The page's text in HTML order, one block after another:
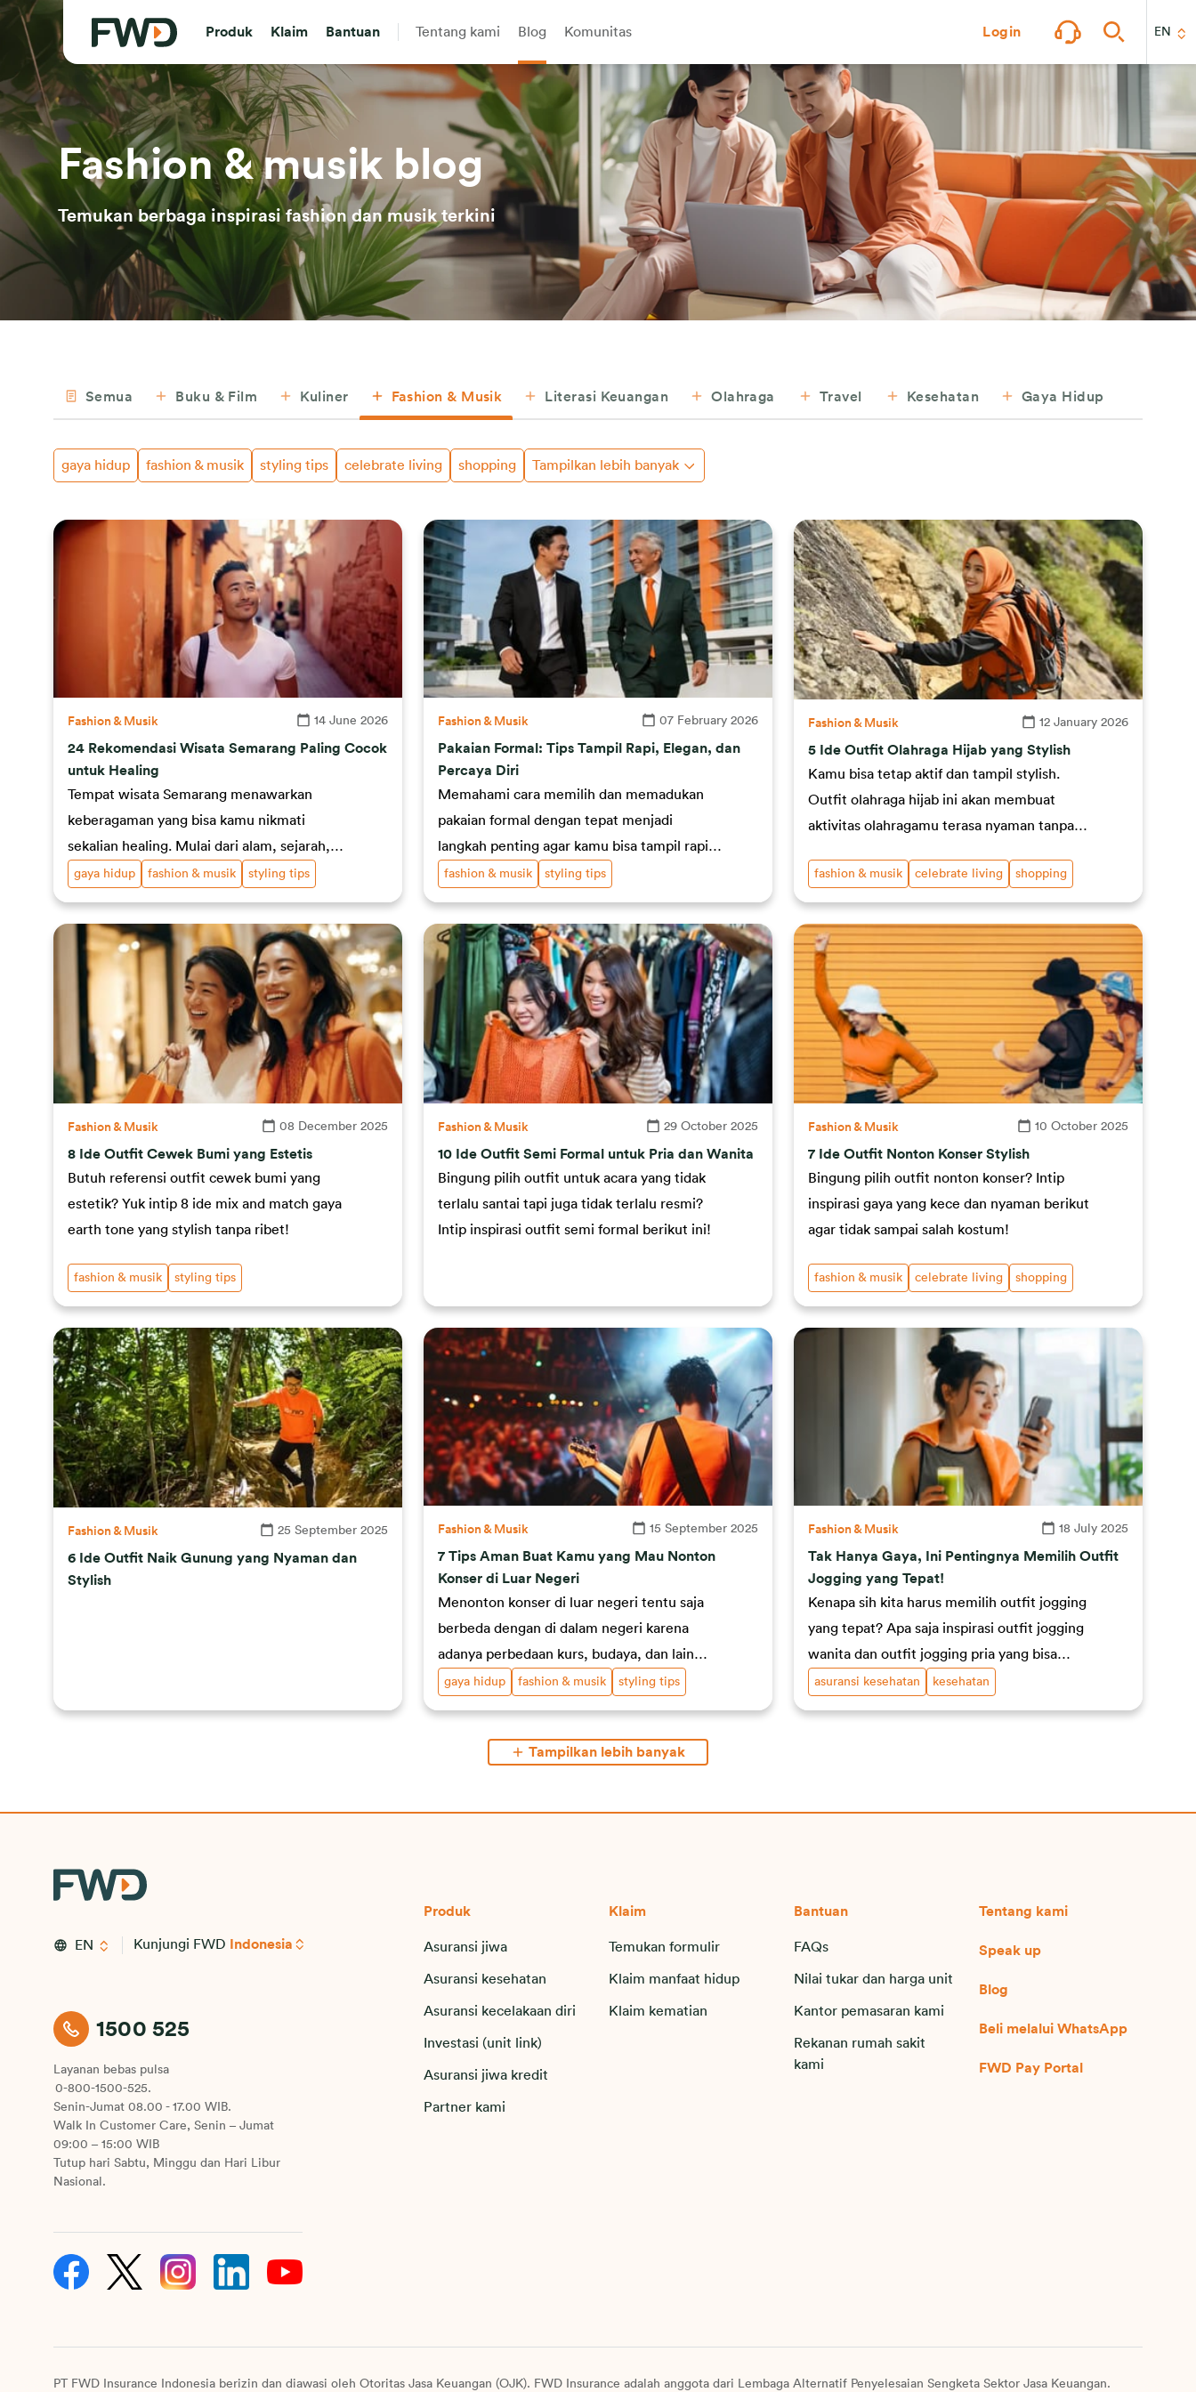
Produk Klaim Bantuan Tentang kami Blog Komunitas Login EN
Fashion & musik blog
Temukan berbaga inspirasi fashion dan musik terkini
Semua Buku & Film Kuliner Fashion & Musik Literasi Keuangan Olahraga Travel Kesehatan Gaya Hidup
gaya hidup fashion & musik styling tips celebrate living shopping Tampilkan lebih banyak
Fashion & Musik 14 June 2026
24 Rekomendasi Wisata Semarang Paling Cocok
untuk Healing
Tempat wisata Semarang menawarkan
keberagaman yang bisa kamu nikmati
sekalian healing. Mulai dari alam, sejarah,
hingga wisata keluarga, cek rekomendasinya
gaya hidup fashion & musik styling tips
Fashion & Musik 07 February 2026
Pakaian Formal: Tips Tampil Rapi, Elegan, dan
Percaya Diri
Memahami cara memilih dan memadukan
pakaian formal dengan tepat menjadi
langkah penting agar kamu bisa tampil rapi,
elegan, sekaligus percaya diri.
fashion & musik styling tips
Fashion & Musik 12 January 2026
5 Ide Outfit Olahraga Hijab yang Stylish
Kamu bisa tetap aktif dan tampil stylish.
Outfit olahraga hijab ini akan membuat
aktivitas olahragamu terasa nyaman tanpa
fashion & musik celebrate living shopping
Fashion & Musik 08 December 2025
8 Ide Outfit Cewek Bumi yang Estetis
Butuh referensi outfit cewek bumi yang
estetik? Yuk intip 8 ide mix and match gaya
earth tone yang stylish tanpa ribet!
fashion & musik styling tips
Fashion & Musik 29 October 2025
10 Ide Outfit Semi Formal untuk Pria dan Wanita
Bingung pilih outfit untuk acara yang tidak
terlalu santai tapi juga tidak terlalu resmi?
Intip inspirasi outfit semi formal berikut ini!
Fashion & Musik 10 October 2025
7 Ide Outfit Nonton Konser Stylish
Bingung pilih outfit nonton konser? Intip
inspirasi gaya yang kece dan nyaman berikut
agar tidak sampai salah kostum!
fashion & musik celebrate living shopping
Fashion & Musik 25 September 2025
6 Ide Outfit Naik Gunung yang Nyaman dan
Stylish
Fashion & Musik 15 September 2025
7 Tips Aman Buat Kamu yang Mau Nonton
Konser di Luar Negeri
Menonton konser di luar negeri tentu saja
berbeda dengan di dalam negeri karena
adanya perbedaan kurs, budaya, dan lain
sebagainya.
gaya hidup fashion & musik styling tips
Fashion & Musik 18 July 2025
Tak Hanya Gaya, Ini Pentingnya Memilih Outfit
Jogging yang Tepat!
Kenapa sih kita harus memilih outfit jogging
yang tepat? Apa saja inspirasi outfit jogging
wanita dan outfit jogging pria yang bisa
kamu coba? Cari tahu selengkapnya di sini!
asuransi kesehatan kesehatan
Tampilkan lebih banyak
EN Kunjungi FWD Indonesia
1500 525
Layanan bebas pulsa
0-800-1500-525.
Senin-Jumat 08.00 - 17.00 WIB.
Walk In Customer Care, Senin – Jumat
09:00 – 15:00 WIB
Tutup hari Sabtu, Minggu dan Hari Libur
Nasional.
Produk
Asuransi jiwa
Asuransi kesehatan
Asuransi kecelakaan diri
Investasi (unit link)
Asuransi jiwa kredit
Partner kami
Klaim
Temukan formulir
Klaim manfaat hidup
Klaim kematian
Bantuan
FAQs
Nilai tukar dan harga unit
Kantor pemasaran kami
Rekanan rumah sakit
kami
Tentang kami
Speak up
Blog
Beli melalui WhatsApp
FWD Pay Portal
PT FWD Insurance Indonesia berizin dan diawasi oleh Otoritas Jasa Keuangan (OJK). FWD Insurance adalah anggota dari Lembaga Alternatif Penyelesaian Sengketa Sektor Jasa Keuangan.